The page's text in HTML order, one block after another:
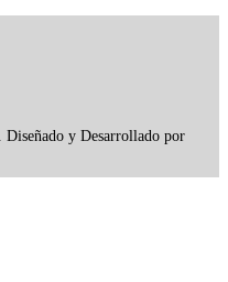
Diseñado y Desarrollado por